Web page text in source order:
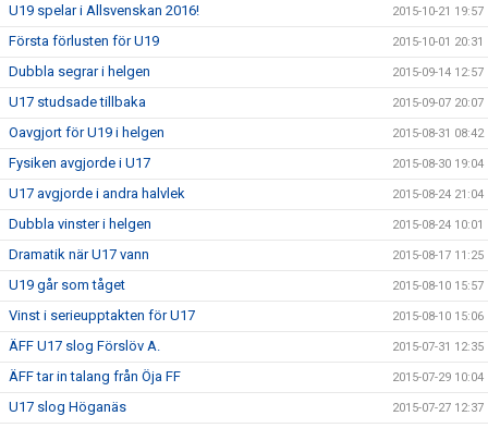
U19 spelar i Allsvenskan 2016! 2015-10-21 19:57
Första förlusten för U19 2015-10-01 20:31
Dubbla segrar i helgen 2015-09-14 12:57
U17 studsade tillbaka 2015-09-07 20:07
Oavgjort för U19 i helgen 2015-08-31 08:42
Fysiken avgjorde i U17 2015-08-30 19:04
U17 avgjorde i andra halvlek 2015-08-24 21:04
Dubbla vinster i helgen 2015-08-24 10:01
Dramatik när U17 vann 2015-08-17 11:25
U19 går som tåget 2015-08-10 15:57
Vinst i serieupptakten för U17 2015-08-10 15:06
ÄFF U17 slog Förslöv A. 2015-07-31 12:35
ÄFF tar in talang från Öja FF 2015-07-29 10:04
U17 slog Höganäs 2015-07-27 12:37